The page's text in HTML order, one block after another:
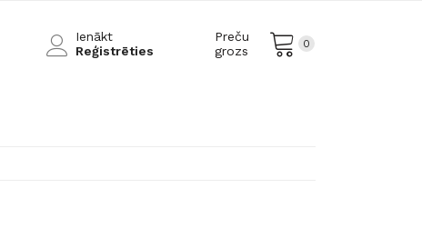
Preču
grozs
0
Ienākt
Reģistrēties